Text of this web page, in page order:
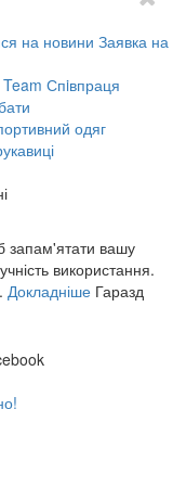
на новини Заявка на
Спiвпраця
одяг
запам'ятати вашу
використання.
Докладніше Гаразд